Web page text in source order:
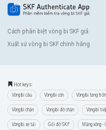
Cách phân biệt vòng bi SKF giả
Xuất xứ vòng bi SKF chính hãng
Hot keys:
Vòng bi cầu Vòng bi côn Vòng bi tang
Vòng bi chặn Vòng bi đỡ chặn Vòng bi
Vòng bi xe tải Gối đỡ SKF Măng xông -